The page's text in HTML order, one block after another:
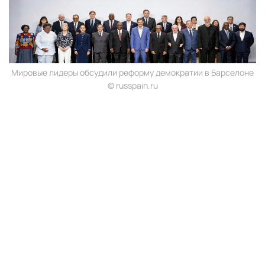
Мировые лидеры обсудили реформу демократии в Барселоне
© russpain.ru